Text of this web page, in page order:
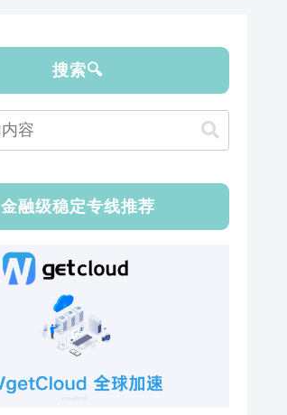
搜索🔍
金融级稳定专线推荐